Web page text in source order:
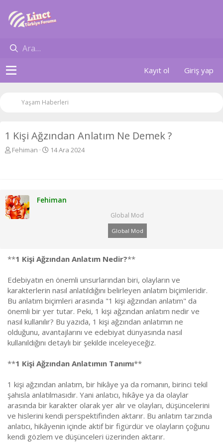
Kayıt ol Giriş yap
Yaşam Haberleri
1 Kişi Ağzından Anlatım Ne Demek ?
K
u
b
a
ş
a
Fehiman
B
g
i
14 Ara 2024
Fehiman
Global Mod
Global Mod
**1 Kişi Ağzından Anlatım Nedir?**
Edebiyatın en önemli unsurlarından biri, olayların ve
karakterlerin nasıl anlatıldığını belirleyen anlatım biçimleridir.
Bu anlatım biçimleri arasında "1 kişi ağzından anlatım" da
önemli bir yer tutar. Peki, 1 kişi ağzından anlatım nedir ve
nasıl kullanılır? Bu yazıda, 1 kişi ağzından anlatımın ne
olduğunu, avantajlarını ve edebiyat dünyasında nasıl
kullanıldığını detaylı bir şekilde inceleyeceğiz.
**1 Kişi Ağzından Anlatımın Tanımı**
1 kişi ağzından anlatım, bir hikâye ya da romanın, birinci tekil
şahısla anlatılmasıdır. Yani anlatıcı, hikâye ya da olaylar
arasında bir karakter olarak yer alır ve olayları, düşüncelerini
ve hislerini kendi perspektifinden aktarır. Bu anlatım tarzında
anlatıcı, hikâyenin içinde aktif bir figürdür ve olayların çoğunu
kendi gözlem ve düşünceleri üzerinden aktarır.